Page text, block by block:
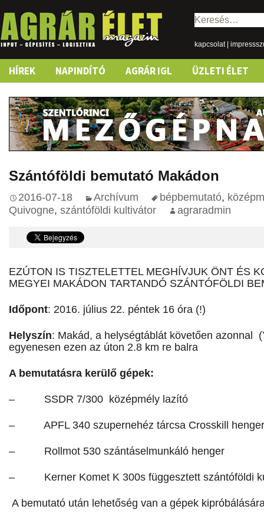
Keresés:
kapcsolat|
Skip
content
HÍREK NAPINDÍTÓ AGRÁR IGL ÜZLETI ÉLET
Szántóföldi bemutató Makádon
2016-07-18 Archívum bépbemutató,
Quivogne, szántóföldi kultivátor agraradmin
EZÚTON IS TISZTELETTEL MEGHÍVJUK ÖNT ÉS
MEGYEI MAKÁDON TARTANDÓ SZÁNTÓFÖLDI
Időpont: 2016. július 22. péntek 16 óra (!)
Helyszín: Makád, a helységtáblát követően azonnal
egyenesen ezen az úton 2.8 km re balra
A bemutatásra kerülő gépek:
– SSDR 7/300 középmély lazító
– APFL 340 szupernehéz tárcsa Crosskill
– Rollmot 530 szántáselmunkáló henger
– Kerner Komet K 300s függesztett szántóföldi
A bemutató után lehetőség van a gépek